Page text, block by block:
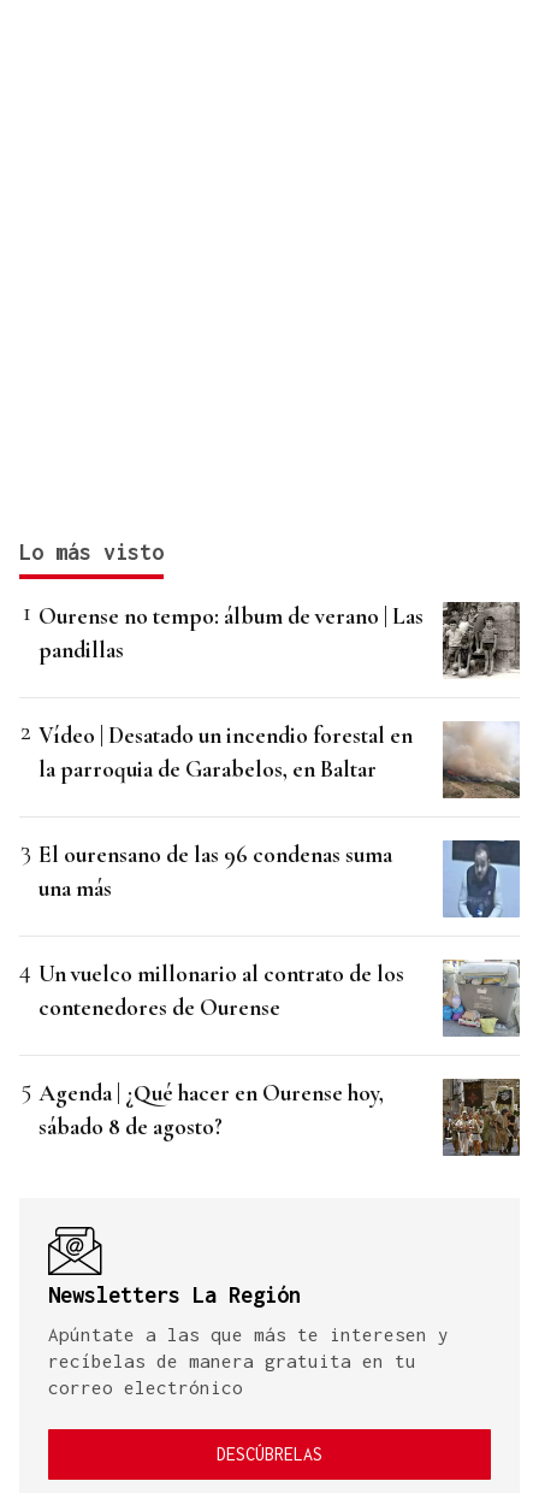
Lo más visto
Ourense no tempo: álbum de verano | Las
pandillas
Vídeo | Desatado un incendio forestal en
la parroquia de Garabelos, en Baltar
El ourensano de las 96 condenas suma
una más
Un vuelco millonario al contrato de los
contenedores de Ourense
Agenda | ¿Qué hacer en Ourense hoy,
sábado 8 de agosto?
Newsletters La Región
Apúntate a las que más te interesen y
recíbelas de manera gratuita en tu
correo electrónico
DESCÚBRELAS